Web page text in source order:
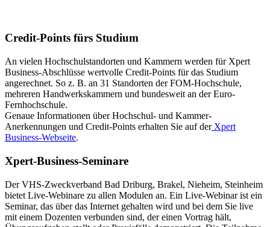
Credit-Points fürs Studium
An vielen Hochschulstandorten und Kammern werden für Xpert
Business-Abschlüsse wertvolle Credit-Points für das Studium
angerechnet. So z. B. an 31 Standorten der FOM-Hochschule,
mehreren Handwerkskammern und bundesweit an der Euro-
Fernhochschule.
Genaue Informationen über Hochschul- und Kammer-
Anerkennungen und Credit-Points erhalten Sie auf derXpert
Business-Webseite.
Xpert-Business-Seminare
Der VHS-Zweckverband Bad Driburg, Brakel, Nieheim, Steinheim
bietet Live-Webinare zu allen Modulen an. Ein Live-Webinar ist ein
Seminar, das über das Internet gehalten wird und bei dem Sie live
mit einem Dozenten verbunden sind, der einen Vortrag hält,